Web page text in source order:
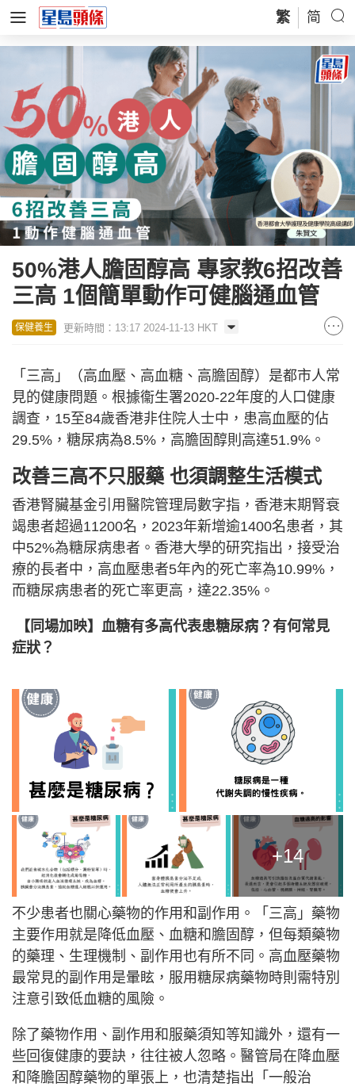
繁 简
50%港人膽固醇高 專家教6招改善
三高 1個簡單動作可健腦通血管
保健養生 更新時間：13:17 2024-11-13 HKT
「三高」（高血壓、高血糖、高膽固醇）是都市人常
見的健康問題。根據衞生署2020-22年度的人口健康
調查，15至84歲香港非住院人士中，患高血壓的佔
29.5%，糖尿病為8.5%，高膽固醇則高達51.9%。
改善三高不只服藥 也須調整生活模式
香港腎臟基金引用醫院管理局數字指，香港末期腎衰
竭患者超過11200名，2023年新增逾1400名患者，其
中52%為糖尿病患者。香港大學的研究指出，接受治
療的長者中，高血壓患者5年內的死亡率為10.99%，
而糖尿病患者的死亡率更高，達22.35%。
【同場加映】血糖有多高代表患糖尿病？有何常見
症狀？
+14
不少患者也關心藥物的作用和副作用。「三高」藥物
主要作用就是降低血壓、血糖和膽固醇，但每類藥物
的藥理、生理機制、副作用也有所不同。高血壓藥物
最常見的副作用是暈眩，服用糖尿病藥物時則需特別
注意引致低血糖的風險。
除了藥物作用、副作用和服藥須知等知識外，還有一
些回復健康的要訣，往往被人忽略。醫管局在降血壓
和降膽固醇藥物的單張上，也清楚指出「一般治